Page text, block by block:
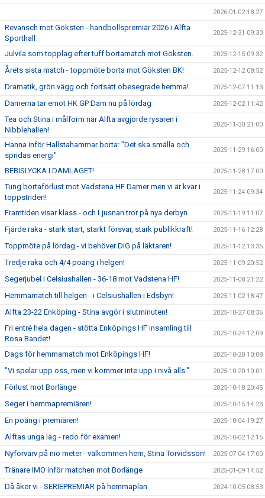
2026-01-02 18:27
Revansch mot Göksten - handbollspremiär 2026 i Alfta
Sporthall
2025-12-31 09:30
Julvila som topplag efter tuff bortamatch mot Göksten. 2025-12-15 09:32
Årets sista match - toppmöte borta mot Göksten BK! 2025-12-12 08:52
Dramatik, grön vägg och fortsatt obesegrade hemma! 2025-12-07 11:13
Damerna tar emot HK GP Dam nu på lördag 2025-12-02 11:42
Tea och Stina i målform när Alfta avgjorde rysaren i
Nibblehallen!
2025-11-30 21:00
Hanna inför Hallstahammar borta: "Det ska smälla och
spridas energi"
2025-11-29 16:00
BEBISLYCKA I DAMLAGET! 2025-11-28 17:00
Tung bortaförlust mot Vadstena HF Damer men vi är kvar i
toppstriden!
2025-11-24 09:34
Framtiden visar klass - och Ljusnan tror på nya derbyn 2025-11-19 11:07
Fjärde raka - stark start, starkt försvar, stark publikkraft! 2025-11-16 12:28
Toppmöte på lördag - vi behöver DIG på läktaren! 2025-11-12 13:35
Tredje raka och 4/4 poäng i helgen! 2025-11-09 20:52
Segerjubel i Celsiushallen - 36-18 mot Vadstena HF! 2025-11-08 21:22
Hemmamatch till helgen - i Celsiushallen i Edsbyn! 2025-11-02 18:47
Alfta 23-22 Enköping - Stina avgör i slutminuten! 2025-10-27 08:36
Fri entré hela dagen - stötta Enköpings HF insamling till
Rosa Bandet!
2025-10-24 12:09
Dags för hemmamatch mot Enköpings HF! 2025-10-20 10:08
"Vi spelar upp oss, men vi kommer inte upp i nivå alls." 2025-10-20 10:01
Förlust mot Borlänge 2025-10-18 20:45
Seger i hemmapremiären! 2025-10-15 14:23
En poäng i premiären! 2025-10-04 19:27
Alftas unga lag - redo för examen! 2025-10-02 12:15
Nyförvärv på nio meter - välkommen hem, Stina Torvidsson! 2025-07-04 17:00
Tränare IMO inför matchen mot Borlänge 2025-01-09 14:52
Då åker vi - SERIEPREMIÄR på hemmaplan 2024-10-05 08:53